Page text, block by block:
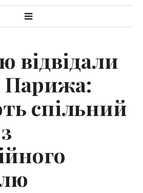
відвідали
Парижа:
спільний